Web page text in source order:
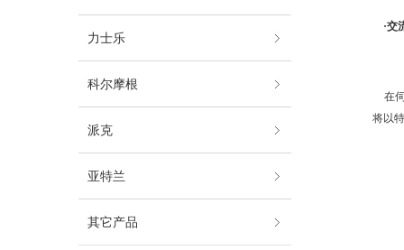
力士乐
科尔摩根
派克
亚特兰
其它产品
·交
在伺
将以